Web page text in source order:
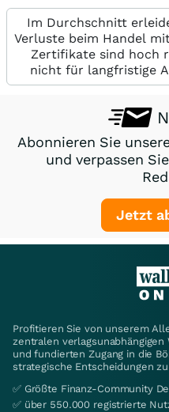
Im Durchschnitt
Verluste beim Handel
Zertifikate sind hoch
nicht für langfristige
Abonnieren Sie
und verpassen
Jetzt
Profitieren Sie von unserem
zentralen
und fundierten Zugang in die
strategische Entscheidungen
✅ Größte Finanz-Community
✅ über 550.000 registrierte